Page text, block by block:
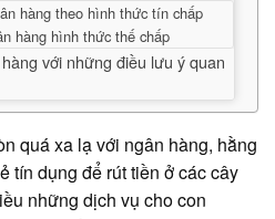
hàng theo hình thức tín chấp
hàng hình thức thế chấp
với những điều lưu ý quan
quá xa lạ với ngân hàng, hằng
tín dụng để rút tiền ở các cây
những dịch vụ cho con